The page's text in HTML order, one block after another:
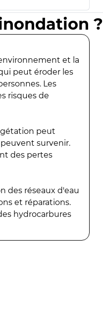
?
et la
peut éroder les
Les
risques de
peut
survenir.
des pertes
des réseaux d'eau
et réparations.
hydrocarbures